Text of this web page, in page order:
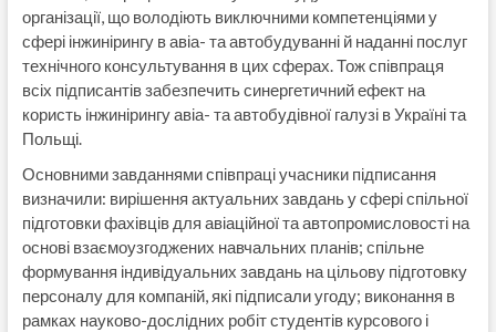
організації, що володіють виключними компетенціями у
сфері інжинірингу в авіа- та автобудуванні й наданні послуг
технічного консультування в цих сферах. Тож співпраця
всіх підписантів забезпечить синергетичний ефект на
користь інжинірингу авіа- та автобудівної галузі в Україні та
Польщі.
Основними завданнями співпраці учасники підписання
визначили: вирішення актуальних завдань у сфері спільної
підготовки фахівців для авіаційної та автопромисловості на
основі взаємоузгоджених навчальних планів; спільне
формування індивідуальних завдань на цільову підготовку
персоналу для компаній, які підписали угоду; виконання в
рамках науково-дослідних робіт студентів курсового і